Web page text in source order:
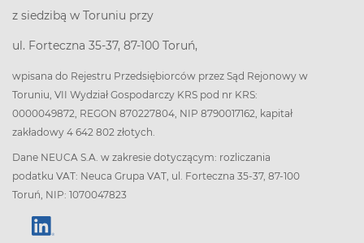
z siedzibą w Toruniu przy
ul. Forteczna 35-37, 87-100 Toruń,
wpisana do Rejestru Przedsiębiorców przez Sąd Rejonowy w
Toruniu, VII Wydział Gospodarczy KRS pod nr KRS:
0000049872, REGON 870227804, NIP 8790017162, kapitał
zakładowy 4 642 802 złotych.
Dane NEUCA S.A. w zakresie dotyczącym: rozliczania
podatku VAT: Neuca Grupa VAT, ul. Forteczna 35-37, 87-100
Toruń, NIP: 1070047823